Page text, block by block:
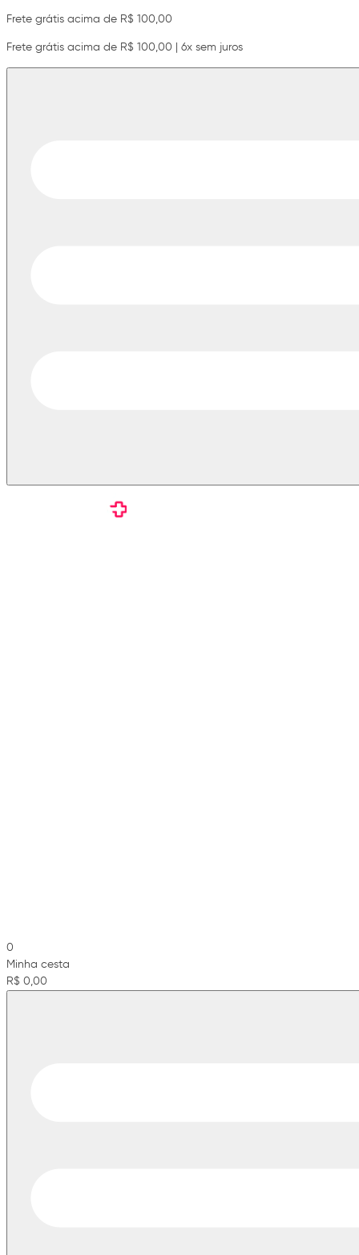
Frete grátis acima de R$ 100,00
Frete grátis acima de R$ 100,00 | 6x sem juros
0
Minha cesta
R$ 0,00